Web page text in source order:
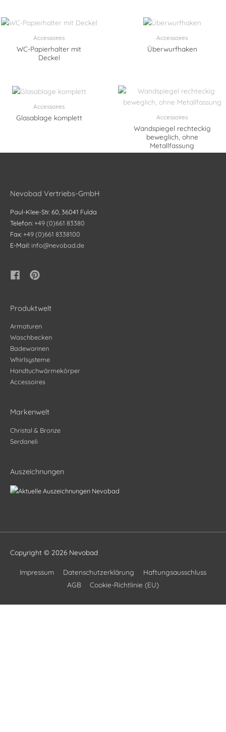
Accessoires
WC-Papierhalter mit
Deckel
Accessoires
Überwurfhaken
Accessoires
Glasablage komplett Accessoires
Wandspiegel rechteckig
beweglich, ohne
Metallfassung
Nevobad Vertriebs-GmbH
Paul-Klee-Str. 60, 36041 Fulda
Telefon:+49 (0)661 83380
Fax:+49 (0)661 8338100
E-Mail: info@nevobad.de
Produktwelt
Armaturen
Waschbecken
Badewannen
Whirlsysteme
Handtuchwärmekörper
Accessoires
Markenwelt
Christal & Bronze
Serdaneli
Auszeichnungen
Copyright © 2026 Nevobad
Impressum Datenschutzerklärung
Haftungsausschluss
AGB
Cookie-Richtlinie (EU)